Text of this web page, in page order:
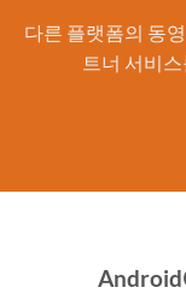
다른 플랫폼의 동
트너 서비
Android